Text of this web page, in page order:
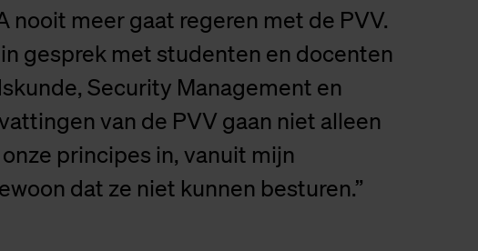
nooit meer gaat regeren met de PVV.
gesprek met studenten en docenten
Security Management en
van de PVV gaan niet alleen
principes in, vanuit mijn
dat ze niet kunnen besturen.”